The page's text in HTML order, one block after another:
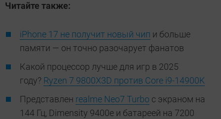
Читайте также:
iPhone 17 не получит новый чип и больше
памяти — он точно разочарует фанатов
Какой процессор лучше для игр в 2025
году? Ryzen 7 9800X3D против Core i9-14900K
Представлен realme Neo7 Turbo с экраном на
144 Гц, Dimensity 9400e и батареей на 7200